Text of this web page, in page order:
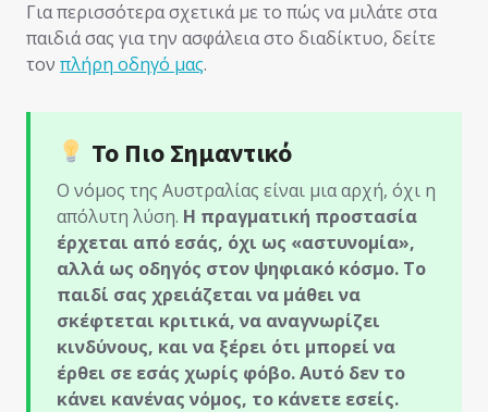
Για περισσότερα σχετικά με το πώς να μιλάτε στα
παιδιά σας για την ασφάλεια στο διαδίκτυο, δείτε
τον πλήρη οδηγό μας.
Το Πιο Σημαντικό
Ο νόμος της Αυστραλίας είναι μια αρχή, όχι η
απόλυτη λύση. Η πραγματική προστασία
έρχεται από εσάς, όχι ως «αστυνομία»,
αλλά ως οδηγός στον ψηφιακό κόσμο. Το
παιδί σας χρειάζεται να μάθει να
σκέφτεται κριτικά, να αναγνωρίζει
κινδύνους, και να ξέρει ότι μπορεί να
έρθει σε εσάς χωρίς φόβο. Αυτό δεν το
κάνει κανένας νόμος, το κάνετε εσείς.